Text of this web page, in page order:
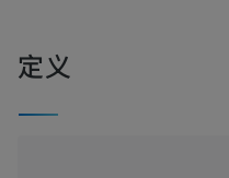
定义